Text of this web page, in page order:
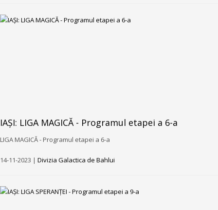
IAȘI: LIGA MAGICĂ - Programul etapei a 6-a
LIGA MAGICĂ - Programul etapei a 6-a
14-11-2023 | Divizia Galactica de Bahlui